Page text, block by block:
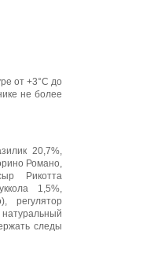
от +3°C до
не более
20,7%,
Романо,
Рикотта
1,5%,
регулятор
следы